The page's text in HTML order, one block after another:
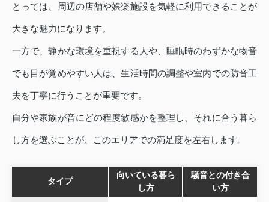
とっては、周辺の店舗や娯楽施設を気軽に利用できることが
大きな魅力になります。
一方で、静かな環境を重視する人や、睡眠時のわずかな物音
でも目が覚めやすい人は、生活時間の調整や室内での防音工
夫を丁寧に行うことが重要です。
自分や家族が音にどの程度敏感かを整理し、それに合う暮ら
し方を選ぶことが、このエリアでの満足度を左右します。
タイプ
向いている暮ら
し方
騒音との付き合
い方